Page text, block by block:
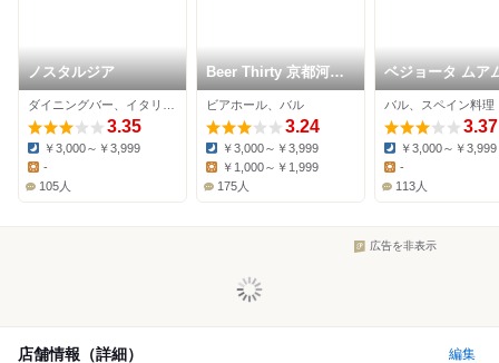
ノスタルジア
3.35
Dinner:
￥3,000～￥3,999
-
105人
Beer Thirty 京都河原
町店
ビアホール、バル
3.24
Dinner:
￥3,000～￥3,999
￥1,000～￥1,999
175人
ベジョータ ムア
烏丸三条店
バル、スペイン料理
3.37
Dinner:
￥3,000～￥3,999
-
113人
広告を非表示
店舗情報（詳細） 編集